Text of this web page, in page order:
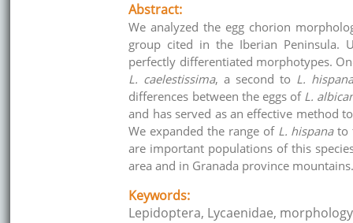
Abstract:
We analyzed the egg chorion
group cited in the Iberian Peninsula.
perfectly differentiated morphotypes.
L. caelestissima, a second to L. hispana
differences between the eggs of L.
and has served as an effective method
We expanded the range of L. hispanato
are important populations of this
area and in Granada province
Keywords:
Lepidoptera, Lycaenidae,